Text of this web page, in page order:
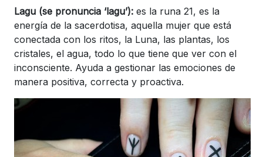
Lagu (se pronuncia ‘lagu’): es la runa 21, es la
energía de la sacerdotisa, aquella mujer que está
conectada con los ritos, la Luna, las plantas, los
cristales, el agua, todo lo que tiene que ver con el
inconsciente. Ayuda a gestionar las emociones de
manera positiva, correcta y proactiva.